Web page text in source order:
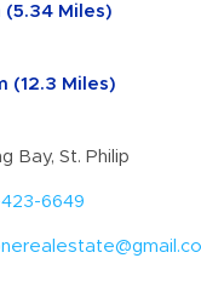
(5.34 Miles)
(12.3 Miles)
Bay, St. Philip
423-6649